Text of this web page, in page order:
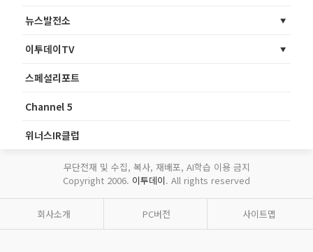
뉴스발전소
이투데이TV
스페셜리포트
Channel 5
위너스IR클럽
무단전재 및 수집, 복사, 재배포, AI학습 이용 금지
Copyright 2006. 이투데이. All rights reserved
회사소개 PC버전 사이트맵